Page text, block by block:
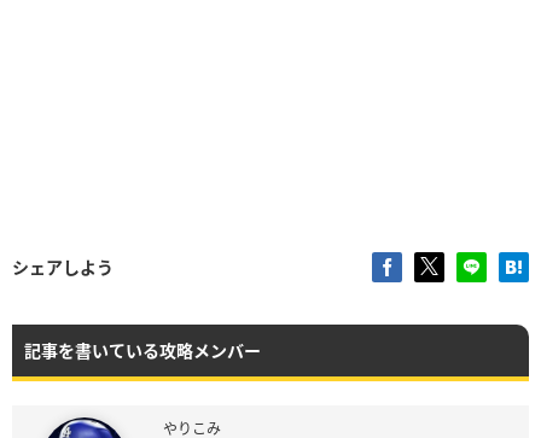
シェアしよう
記事を書いている攻略メンバー
やりこみ